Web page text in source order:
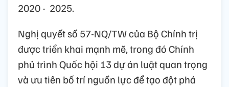
2020 - 2025.
Nghị quyết số 57-NQ/TW của Bộ Chính trị
được triển khai mạnh mẽ, trong đó Chính
phủ trình Quốc hội 13 dự án luật quan trọng
và ưu tiên bố trí nguồn lực để tạo đột phá